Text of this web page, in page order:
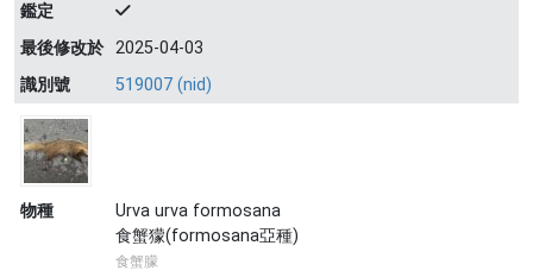
鑑定
最後修改於 2025-04-03
識別號
519007 (nid)
物種
Urva urva formosana
食蟹獴(formosana亞種)
食蟹朦